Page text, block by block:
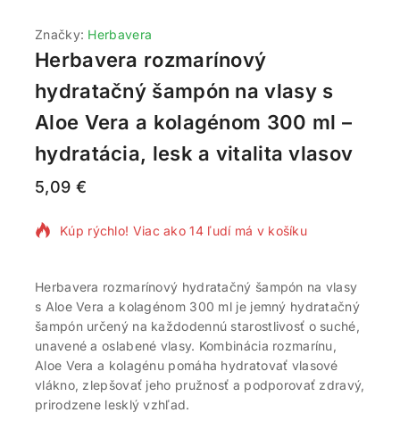
Značky: Herbavera
Herbavera rozmarínový
hydratačný šampón na vlasy s
Aloe Vera a kolagénom 300 ml –
hydratácia, lesk a vitalita vlasov
5,09 €
14 produktov predaných za posledných 7 hodín
Kúp rýchlo! Viac ako 14 ľudí má v košíku
Herbavera rozmarínový hydratačný šampón na vlasy
s Aloe Vera a kolagénom 300 ml je jemný hydratačný
šampón určený na každodennú starostlivosť o suché,
unavené a oslabené vlasy. Kombinácia rozmarínu,
Aloe Vera a kolagénu pomáha hydratovať vlasové
vlákno, zlepšovať jeho pružnosť a podporovať zdravý,
prirodzene lesklý vzhľad.